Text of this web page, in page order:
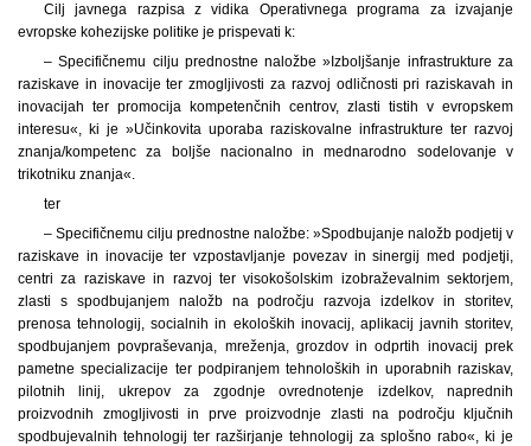
Cilj javnega razpisa z vidika Operativnega programa za izvajanje
evropske kohezijske politike je prispevati k:
– Specifičnemu cilju prednostne naložbe »Izboljšanje infrastrukture za
raziskave in inovacije ter zmogljivosti za razvoj odličnosti pri raziskavah in
inovacijah ter promocija kompetenčnih centrov, zlasti tistih v evropskem
interesu«, ki je »Učinkovita uporaba raziskovalne infrastrukture ter razvoj
znanja/kompetenc za boljše nacionalno in mednarodno sodelovanje v
trikotniku znanja«.
ter
– Specifičnemu cilju prednostne naložbe: »Spodbujanje naložb podjetij v
raziskave in inovacije ter vzpostavljanje povezav in sinergij med podjetji,
centri za raziskave in razvoj ter visokošolskim izobraževalnim sektorjem,
zlasti s spodbujanjem naložb na področju razvoja izdelkov in storitev,
prenosa tehnologij, socialnih in ekoloških inovacij, aplikacij javnih storitev,
spodbujanjem povpraševanja, mreženja, grozdov in odprtih inovacij prek
pametne specializacije ter podpiranjem tehnoloških in uporabnih raziskav,
pilotnih linij, ukrepov za zgodnje ovrednotenje izdelkov, naprednih
proizvodnih zmogljivosti in prve proizvodnje zlasti na področju ključnih
spodbujevalnih tehnologij ter razširjanje tehnologij za splošno rabo«, ki je